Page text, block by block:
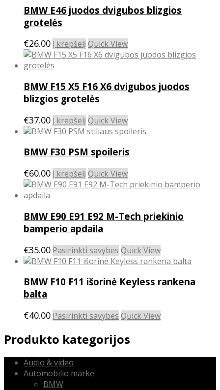
page
BMW E46 juodos dvigubos blizgios
grotelės
€26.00 Į krepšelį Quick View
BMW F15 X5 F16 X6 dvigubos juodos
blizgios grotelės
€37.00 Į krepšelį Quick View
BMW F30 PSM spoileris
€60.00 Į krepšelį Quick View
BMW E90 E91 E92 M-Tech priekinio
bamperio apdaila
€35.00 Pasirinkti savybes This
product
multiple
options
may
be
chosen
on
Quick View
BMW F10 F11 išorinė Keyless rankena
balta
€40.00 Pasirinkti savybes This
has
multiple
variants.
Quick View
Produkto kategorijos
Audio & video
Automobilio markė
BMW